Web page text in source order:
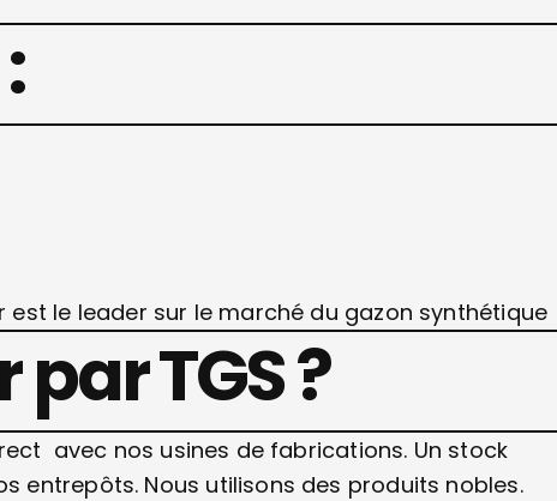
le leader sur le marché du gazon synthétique
TGS ?
avec nos usines de fabrications. Un stock
entrepôts. Nous utilisons des produits nobles.